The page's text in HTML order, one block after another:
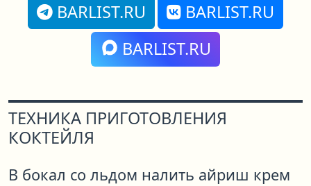
BARLIST.RU
BARLIST.RU
BARLIST.RU
ТЕХНИКА ПРИГОТОВЛЕНИЯ
КОКТЕЙЛЯ
В бокал со льдом налить айриш крем